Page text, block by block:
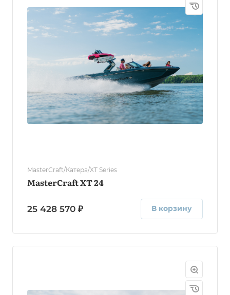
MasterCraft/Катера/XT Series
MasterCraft XT 24
25 428 570 ₽ В корзину